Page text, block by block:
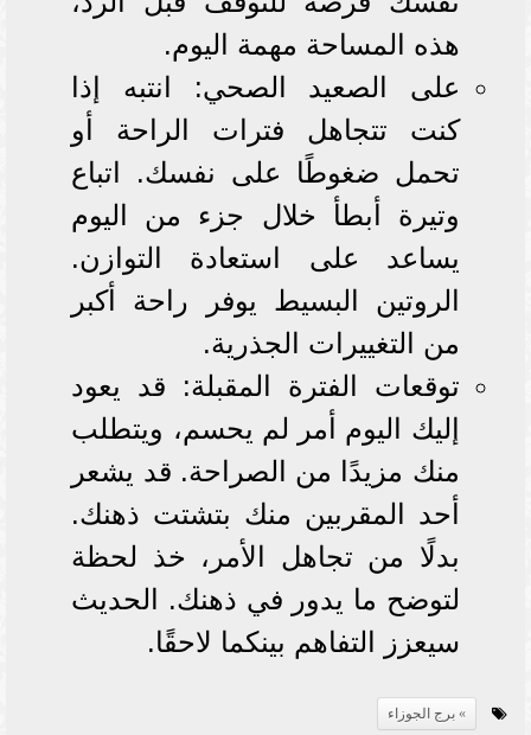
هذه المساحة مهمة اليوم.
على الصعيد الصحي: انتبه إذا
كنت تتجاهل فترات الراحة أو
تحمل ضغوطًا على نفسك. اتباع
وتيرة أبطأ خلال جزء من اليوم
يساعد على استعادة التوازن.
الروتين البسيط يوفر راحة أكبر
من التغييرات الجذرية.
توقعات الفترة المقبلة: قد يعود
إليك اليوم أمر لم يحسم، ويتطلب
منك مزيدًا من الصراحة. قد يشعر
أحد المقربين منك بتشتت ذهنك.
بدلًا من تجاهل الأمر، خذ لحظة
لتوضح ما يدور في ذهنك. الحديث
سيعزز التفاهم بينكما لاحقًا.
برج الجوزاء